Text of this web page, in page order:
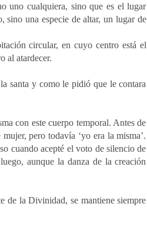
uno cualquiera, sino que es el lugar
sino una especie de altar, un lugar de
circular, en cuyo centro está el
al atardecer.
santa y como le pidió que le contara
con este cuerpo temporal. Antes de
pero todavía ‘yo era la misma’.
cuando acepté el voto de silencio de
aunque la danza de la creación
de la Divinidad, se mantiene siempre